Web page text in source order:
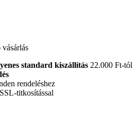
standard kiszállítás 22.000 Ft-tól
rendeléshez
SSL-titkosítással